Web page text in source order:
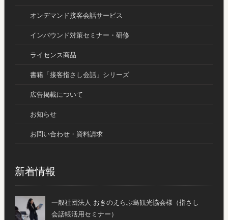
オンデマンド接客会話サービス
インバウンド対策セミナー・研修
ライセンス商品
書籍「接客指さし会話」シリーズ
広告掲載について
お知らせ
お問い合わせ・資料請求
新着情報
一般社団法人 おきのえらぶ島観光協会様（指さし
会話帳活用セミナー）